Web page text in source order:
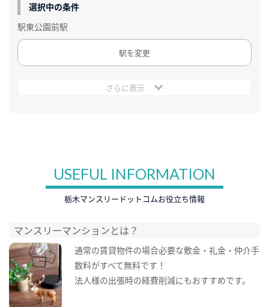
選択中の条件
駅東公園前駅
駅を変更
さらに表示
USEFUL INFORMATION
栃木マンスリードットコムお役立ち情報
マンスリーマンションとは？
通常の賃貸物件の場合必要な敷金・礼金・仲介手
数料がすべて無料です！
法人様の出張時の経費削減にもおすすめです。